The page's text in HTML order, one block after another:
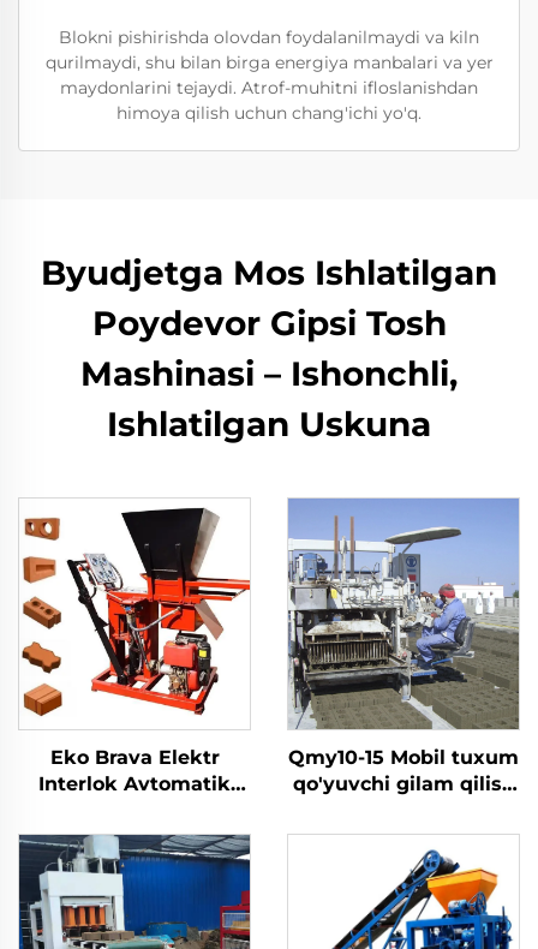
Blokni pishirishda olovdan foydalanilmaydi va kiln
qurilmaydi, shu bilan birga energiya manbalari va yer
maydonlarini tejaydi. Atrof-muhitni ifloslanishdan
himoya qilish uchun chang'ichi yo'q.
Byudjetga Mos Ishlatilgan
Poydevor Gipsi Tosh
Mashinasi – Ishonchli,
Ishlatilgan Uskuna
Eko Brava Elektr
Interlok Avtomatik
Gidravlik Press Blok
Tashkil Qilish Uchun
Ekologik Elektr
Interlokli
Qmy10-15 Mobil tuxum
qo'yuvchi gilam qilish
qiluvchi Beton
Harakatlanuvchi
Avtomatik Blok
mashina qilish
mashinasi